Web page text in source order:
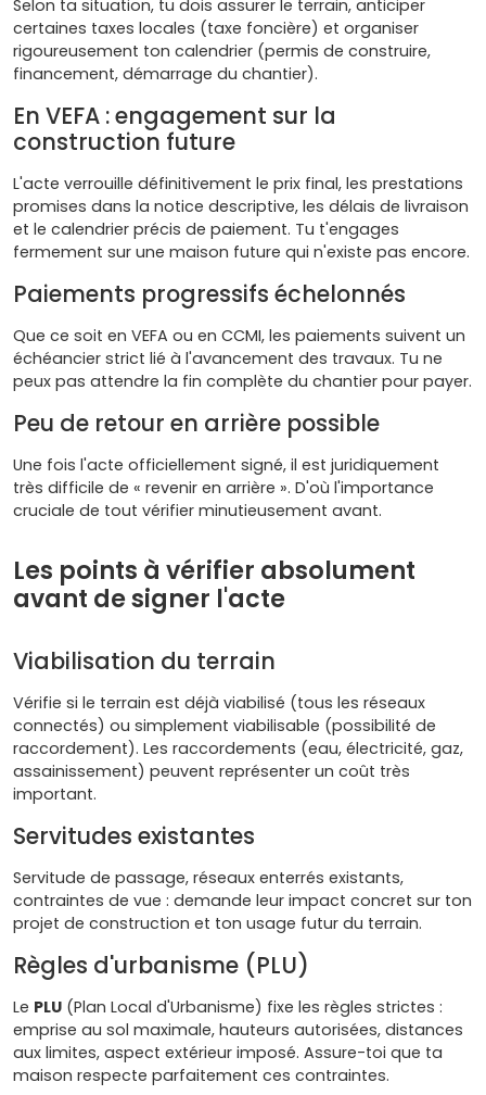
Selon ta situation, tu dois assurer le terrain, anticiper
certaines taxes locales (taxe foncière) et organiser
rigoureusement ton calendrier (permis de construire,
financement, démarrage du chantier).
En VEFA : engagement sur la
construction future
L'acte verrouille définitivement le prix final, les prestations
promises dans la notice descriptive, les délais de livraison
et le calendrier précis de paiement. Tu t'engages
fermement sur une maison future qui n'existe pas encore.
Paiements progressifs échelonnés
Que ce soit en VEFA ou en CCMI, les paiements suivent un
échéancier strict lié à l'avancement des travaux. Tu ne
peux pas attendre la fin complète du chantier pour payer.
Peu de retour en arrière possible
Une fois l'acte officiellement signé, il est juridiquement
très difficile de « revenir en arrière ». D'où l'importance
cruciale de tout vérifier minutieusement avant.
Les points à vérifier absolument
avant de signer l'acte
Viabilisation du terrain
Vérifie si le terrain est déjà viabilisé (tous les réseaux
connectés) ou simplement viabilisable (possibilité de
raccordement). Les raccordements (eau, électricité, gaz,
assainissement) peuvent représenter un coût très
important.
Servitudes existantes
Servitude de passage, réseaux enterrés existants,
contraintes de vue : demande leur impact concret sur ton
projet de construction et ton usage futur du terrain.
Règles d'urbanisme (PLU)
Le PLU (Plan Local d'Urbanisme) fixe les règles strictes :
emprise au sol maximale, hauteurs autorisées, distances
aux limites, aspect extérieur imposé. Assure-toi que ta
maison respecte parfaitement ces contraintes.